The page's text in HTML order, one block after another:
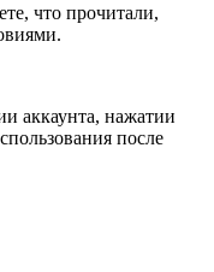
что прочитали,
аккаунта, нажатии
после